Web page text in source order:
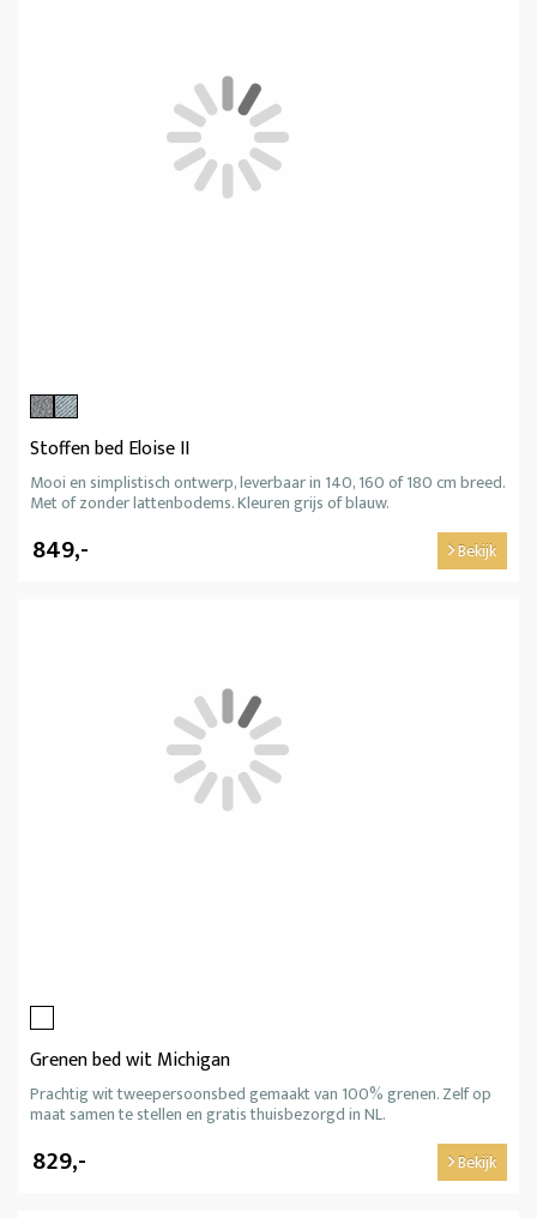
Stoffen bed Eloise II
Mooi en simplistisch ontwerp, leverbaar in 140, 160 of 180 cm breed.
Met of zonder lattenbodems. Kleuren grijs of blauw.
849,- Bekijk
Grenen bed wit Michigan
Prachtig wit tweepersoonsbed gemaakt van 100% grenen. Zelf op
maat samen te stellen en gratis thuisbezorgd in NL.
829,- Bekijk